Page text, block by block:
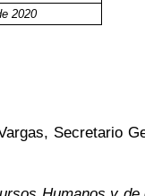
2020
Secretario